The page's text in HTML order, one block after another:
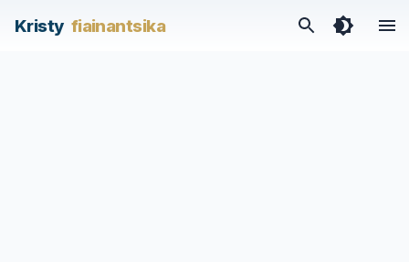
Kristy fiainantsika